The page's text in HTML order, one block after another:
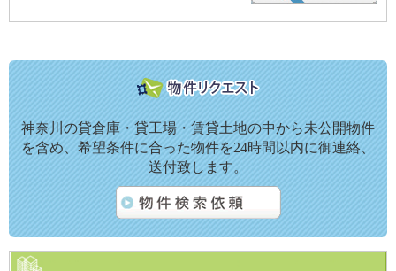
神奈川の貸倉庫・貸工場・賃貸土地の中から未公開物件
を含め、希望条件に合った物件を24時間以内に御連絡、
送付致します。